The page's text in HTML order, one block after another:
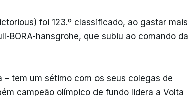
foi 123.º classificado, ao gastar mais
BORA-hansgrohe, que subiu ao comando da
tem um sétimo com os seus colegas de
campeão olímpico de fundo lidera a Volta